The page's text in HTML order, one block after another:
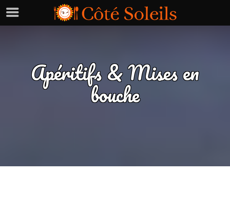
Apéritifs & Mises en
bouche